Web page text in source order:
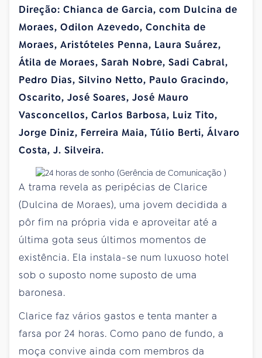
Direção: Chianca de Garcia, com Dulcina de
Moraes, Odilon Azevedo, Conchita de
Moraes, Aristóteles Penna, Laura Suárez,
Átila de Moraes, Sarah Nobre, Sadi Cabral,
Pedro Dias, Silvino Netto, Paulo Gracindo,
Oscarito, José Soares, José Mauro
Vasconcellos, Carlos Barbosa, Luiz Tito,
Jorge Diniz, Ferreira Maia, Túlio Berti, Álvaro
Costa, J. Silveira.
A trama revela as peripécias de Clarice
(Dulcina de Moraes), uma jovem decidida a
pôr fim na própria vida e aproveitar até a
última gota seus últimos momentos de
existência. Ela instala-se num luxuoso hotel
sob o suposto nome suposto de uma
baronesa.
Clarice faz vários gastos e tenta manter a
farsa por 24 horas. Como pano de fundo, a
moça convive ainda com membros da